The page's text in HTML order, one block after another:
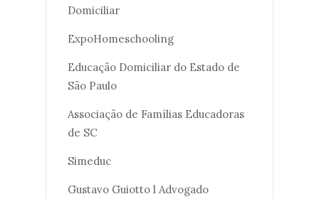
Domiciliar
ExpoHomeschooling
Educação Domiciliar do Estado de
São Paulo
Associação de Famílias Educadoras
de SC
Simeduc
Gustavo Guiotto l Advogado